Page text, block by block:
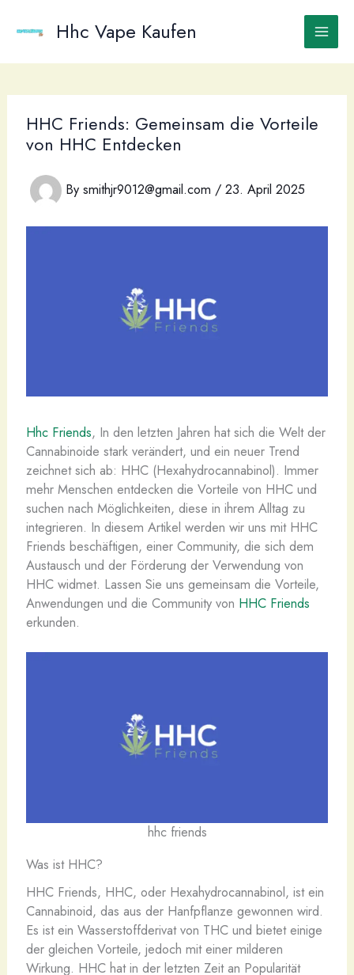
Hhc Vape Kaufen
HHC Friends: Gemeinsam die Vorteile
von HHC Entdecken
By smithjr9012@gmail.com / 23. April 2025
Hhc Friends, In den letzten Jahren hat sich die Welt der
Cannabinoide stark verändert, und ein neuer Trend
zeichnet sich ab: HHC (Hexahydrocannabinol). Immer
mehr Menschen entdecken die Vorteile von HHC und
suchen nach Möglichkeiten, diese in ihrem Alltag zu
integrieren. In diesem Artikel werden wir uns mit HHC
Friends beschäftigen, einer Community, die sich dem
Austausch und der Förderung der Verwendung von
HHC widmet. Lassen Sie uns gemeinsam die Vorteile,
Anwendungen und die Community von HHC Friends
erkunden.
hhc friends
Was ist HHC?
HHC Friends, HHC, oder Hexahydrocannabinol, ist ein
Cannabinoid, das aus der Hanfpflanze gewonnen wird.
Es ist ein Wasserstoffderivat von THC und bietet einige
der gleichen Vorteile, jedoch mit einer milderen
Wirkung. HHC hat in der letzten Zeit an Popularität